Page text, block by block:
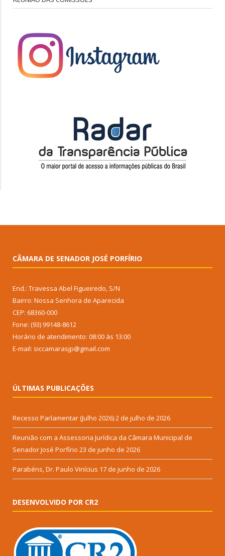
CÂMARA DE SENADOR JOSÉ PORFÍRIO
End.: Travessa Abel Figueiredo, S/N
Bairro: Nossa Senhora de Aparecida
CEP: 68360-000
Fone: (93) 99148-8612
Horário de atendimento: 08:00 às 13:00
E-mail: siccamarasjp@gmail.com
ÚLTIMAS PUBLICAÇÕES
Recesso Parlamentar (Julho 2026)2 de julho de 2026
Reunião com a Assessoria Jurídica da Câmara Municipal de
Senador José Porfírio 23 de junho de 2026
Parabéns, Dr. Paulo Vinícius 17 de junho de 2026
DESENVOLVIDO POR CR2